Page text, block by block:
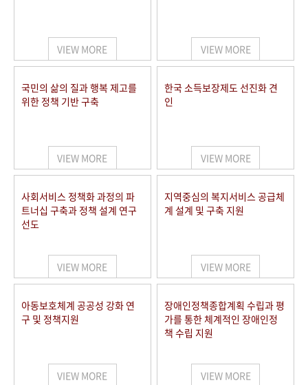
VIEW MORE VIEW MORE
국민의 삶의 질과 행복 제고를
위한 정책 기반 구축
VIEW MORE
한국 소득보장제도 선진화 견
인
VIEW MORE
사회서비스 정책화 과정의 파
트너십 구축과 정책 설계 연구
선도
VIEW MORE
지역중심의 복지서비스 공급체
계 설계 및 구축 지원
VIEW MORE
아동보호체계 공공성 강화 연
구 및 정책지원
VIEW MORE
장애인정책종합계획 수립과 평
가를 통한 체계적인 장애인정
책 수립 지원
VIEW MORE